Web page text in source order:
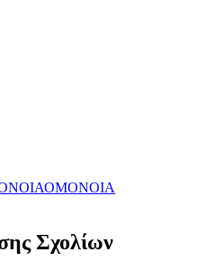
ΟΜΟΝΟΙΑ
Σχολίων